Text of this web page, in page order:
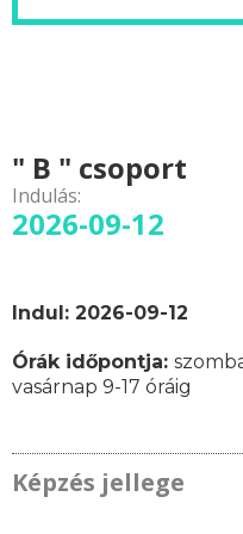
" B " csoport
Indulás:
2026-09-12
Indul: 2026-09-12
Órák időpontja:
vasárnap 9-17 óráig
Képzés jellege